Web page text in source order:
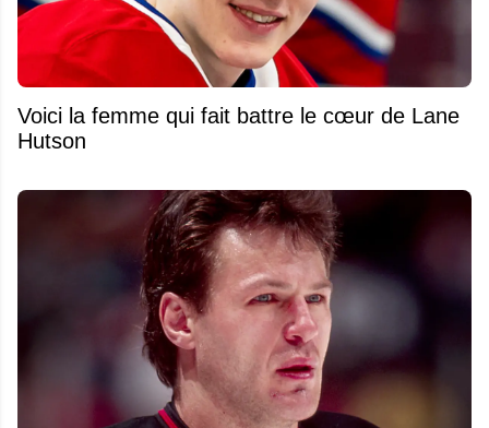
Voici la femme qui fait battre le cœur de Lane
Hutson